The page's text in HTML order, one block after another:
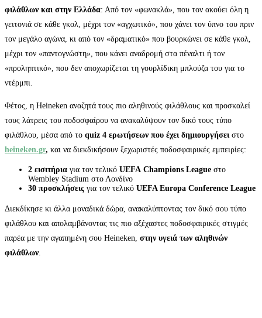
φιλάθλων και στην Ελλάδα: Από τον «φωνακλά», που τον ακούει όλη η
γειτονιά σε κάθε γκολ, μέχρι τον «αγχωτικό», που χάνει τον ύπνο του πριν
τον μεγάλο αγώνα, κι από τον «δραματικό» που βουρκώνει σε κάθε γκολ,
μέχρι τον «παντογνώστη», που κάνει αναδρομή στα πέναλτι ή τον
«προληπτικό», που δεν αποχωρίζεται τη γουρλίδικη μπλούζα του για το
ντέρμπι.
Φέτος, η Heineken αναζητά τους πιο αληθινούς φιλάθλους και προσκαλεί
τους λάτρεις του ποδοσφαίρου να ανακαλύψουν τον δικό τους τύπο
φιλάθλου, μέσα από το quiz 4 ερωτήσεων που έχει δημιουργήσει στο
heineken.gr, και να διεκδικήσουν ξεχωριστές ποδοσφαιρικές εμπειρίες:
2 εισιτήρια για τον τελικό UEFA Champions League στο
Wembley Stadium στο Λονδίνο
30 προσκλήσεις για τον τελικό UEFA Europa Conference League
Διεκδίκησε κι άλλα μοναδικά δώρα, ανακαλύπτοντας τον δικό σου τύπο
φιλάθλου και απολαμβάνοντας τις πιο αξέχαστες ποδοσφαιρικές στιγμές
παρέα με την αγαπημένη σου Heineken, στην υγειά των αληθινών
φιλάθλων